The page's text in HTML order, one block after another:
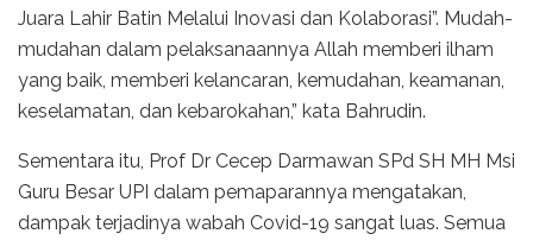
Juara Lahir Batin Melalui Inovasi dan Kolaborasi”. Mudah-
mudahan dalam pelaksanaannya Allah memberi ilham
yang baik, memberi kelancaran, kemudahan, keamanan,
keselamatan, dan kebarokahan,” kata Bahrudin.
Sementara itu, Prof Dr Cecep Darmawan SPd SH MH Msi
Guru Besar UPI dalam pemaparannya mengatakan,
dampak terjadinya wabah Covid-19 sangat luas. Semua